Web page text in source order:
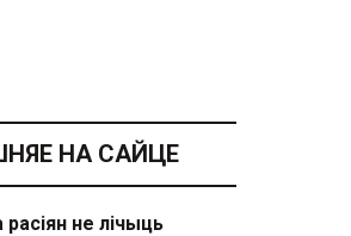
НА САЙЦЕ
расіян не лічыць